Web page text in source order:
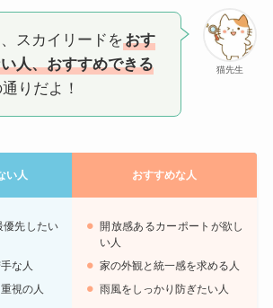
猫先生
スカイリードをおす
人、おすすめできる
りだよ！
い人 おすすめな人
優先したい
な人
視の人
開放感あるカーポートが欲し
い人
家の外観と統一感を求める人
雨風をしっかり防ぎたい人